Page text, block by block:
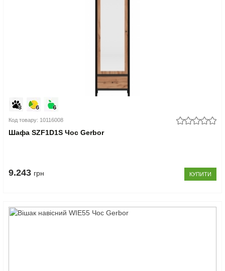
Код товару: 10116008
Шафа SZF1D1S Чос Gerbor
9.243 грн КУПИТИ